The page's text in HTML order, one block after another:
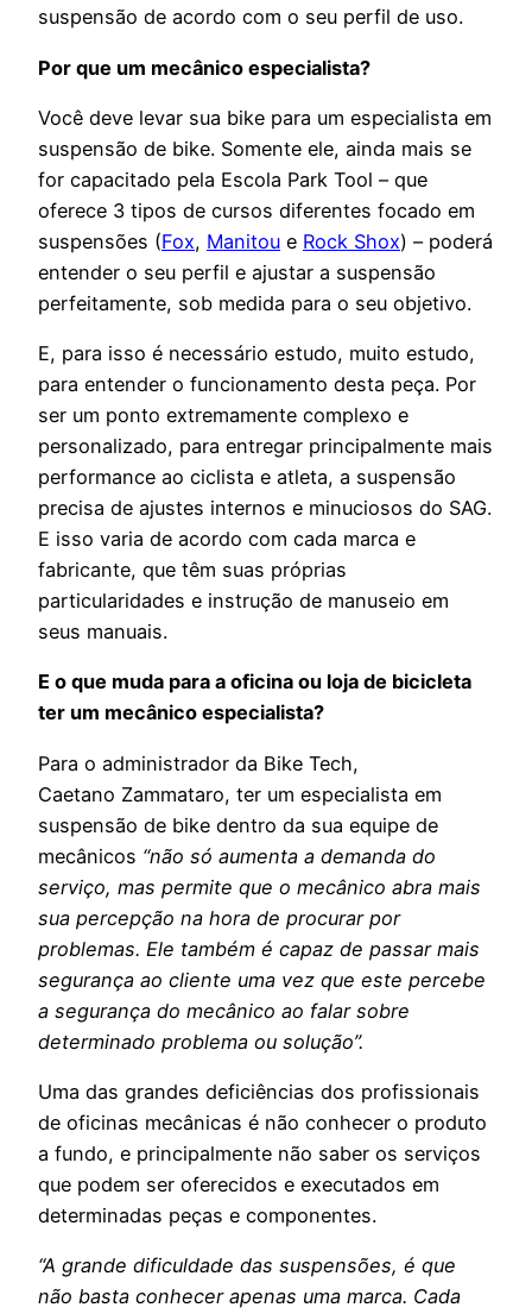
suspensão de acordo com o seu perfil de uso.
Por que um mecânico especialista?
Você deve levar sua bike para um especialista em
suspensão de bike. Somente ele, ainda mais se
for capacitado pela Escola Park Tool – que
oferece 3 tipos de cursos diferentes focado em
suspensões (Fox, Manitou e Rock Shox) – poderá
entender o seu perfil e ajustar a suspensão
perfeitamente, sob medida para o seu objetivo.
E, para isso é necessário estudo, muito estudo,
para entender o funcionamento desta peça. Por
ser um ponto extremamente complexo e
personalizado, para entregar principalmente mais
performance ao ciclista e atleta, a suspensão
precisa de ajustes internos e minuciosos do SAG.
E isso varia de acordo com cada marca e
fabricante, que têm suas próprias
particularidades e instrução de manuseio em
seus manuais.
E o que muda para a oficina ou loja de bicicleta
ter um mecânico especialista?
Para o administrador da Bike Tech,
Caetano Zammataro, ter um especialista em
suspensão de bike dentro da sua equipe de
mecânicos “não só aumenta a demanda do
serviço, mas permite que o mecânico abra mais
sua percepção na hora de procurar por
problemas. Ele também é capaz de passar mais
segurança ao cliente uma vez que este percebe
a segurança do mecânico ao falar sobre
determinado problema ou solução”.
Uma das grandes deficiências dos profissionais
de oficinas mecânicas é não conhecer o produto
a fundo, e principalmente não saber os serviços
que podem ser oferecidos e executados em
determinadas peças e componentes.
“A grande dificuldade das suspensões, é que
não basta conhecer apenas uma marca. Cada